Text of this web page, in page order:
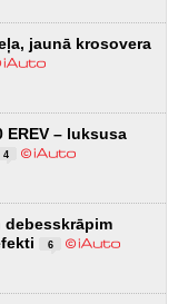
jaunā krosovera
EREV – luksusa
4
debesskrāpim
6